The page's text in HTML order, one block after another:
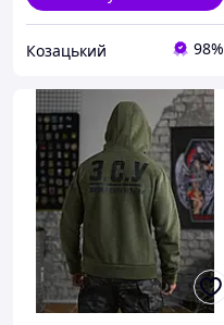
Козацький 98%